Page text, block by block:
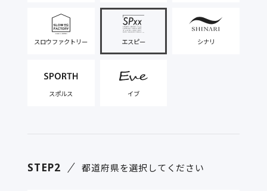
スロウファクトリー エスピー シナリ
スポルス イブ
STEP2 都道府県を選択してください